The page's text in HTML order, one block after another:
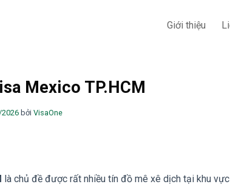
Giới thiệu
Mexico TP.HCM
bởi VisaOne
là chủ đề được rất nhiều tín đồ mê xê dịch tại khu